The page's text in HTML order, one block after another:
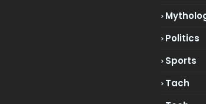
Politics
Sports
Tach